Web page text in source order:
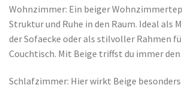
Wohnzimmer: Ein beiger
Struktur und Ruhe in den Raum. Ideal
der Sofaecke oder als stilvoller Rahmen
Couchtisch. Mit Beige triffst du immer
Schlafzimmer: Hier wirkt Beige